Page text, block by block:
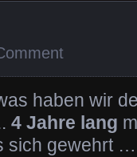
haben wir
4 Jahre lang
sich gewehrt